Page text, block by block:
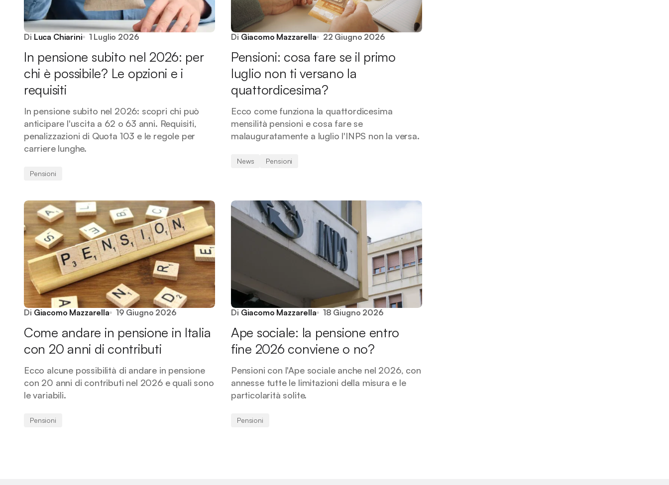
Di Luca Chiarini 1 Luglio 2026
In pensione subito nel 2026: per
chi è possibile? Le opzioni e i
requisiti
In pensione subito nel 2026: scopri chi può
anticipare l'uscita a 62 o 63 anni. Requisiti,
penalizzazioni di Quota 103 e le regole per
carriere lunghe.
Pensioni
Di Giacomo Mazzarella 22 Giugno 2026
Pensioni: cosa fare se il primo
luglio non ti versano la
quattordicesima?
Ecco come funziona la quattordicesima
mensilità pensioni e cosa fare se
malauguratamente a luglio l'INPS non la versa.
News Pensioni
Di Giacomo Mazzarella 19 Giugno 2026
Come andare in pensione in Italia
con 20 anni di contributi
Ecco alcune possibilità di andare in pensione
con 20 anni di contributi nel 2026 e quali sono
le variabili.
Pensioni
Di Giacomo Mazzarella 18 Giugno 2026
Ape sociale: la pensione entro
fine 2026 conviene o no?
Pensioni con l'Ape sociale anche nel 2026, con
annesse tutte le limitazioni della misura e le
particolarità solite.
Pensioni